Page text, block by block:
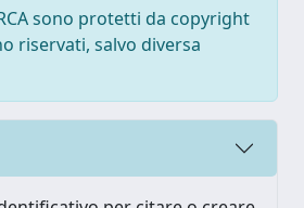
sono protetti da copyright
riservati, salvo diversa